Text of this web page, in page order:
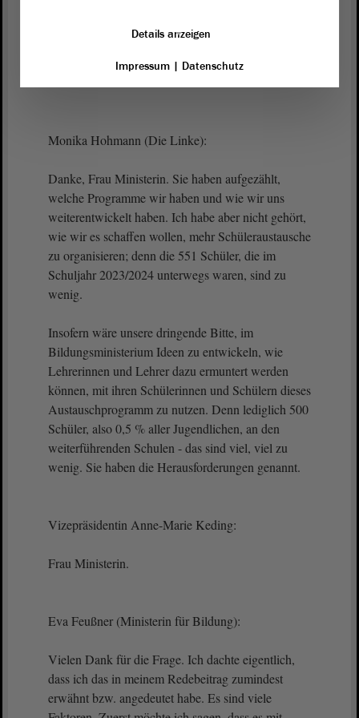
Vielen Dank, Frau Ministerin Feußner. - Es gibt
eine Frage von Frau Hohmann. - Frau Hohmann;
Monika Hohmann (Die Linke):
Danke, Frau Ministerin. Sie haben aufgezählt,
welche Programme wir haben und wie wir uns
weiterentwickelt haben. Ich habe aber nicht gehört,
wie wir es schaffen wollen, mehr Schüleraustausche
zu organisieren; denn die 551 Schüler, die im
Schuljahr 2023/2024 unterwegs waren, sind zu
wenig.
Insofern wäre unsere dringende Bitte, im
Bildungsministerium Ideen zu entwickeln, wie
Lehrerinnen und Lehrer dazu ermuntert werden
können, mit ihren Schülerinnen und Schülern dieses
Austauschprogramm zu nutzen. Denn lediglich 500
Schüler, also 0,5 % aller Jugendlichen, an den
weiterführenden Schulen - das sind viel, viel zu
wenig. Sie haben die Herausforderungen genannt.
Vizepräsidentin Anne-Marie Keding:
Frau Ministerin.
Eva Feußner (Ministerin für Bildung):
Vielen Dank für die Frage. Ich dachte eigentlich,
dass ich das in meinem Redebeitrag zumindest
erwähnt bzw. angedeutet habe. Es sind viele
Details anzeigen
Impressum| Datenschutz